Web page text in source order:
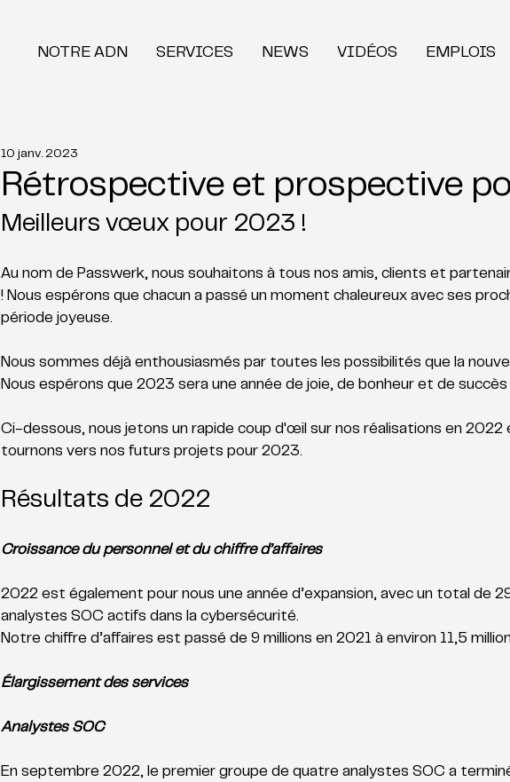
NOTRE ADN SERVICES NEWS VIDÉOS EMPLOIS
Rétrospective et prospective
10 janv. 2023
Meilleurs vœux pour 2023 !
Au nom de Passwerk, nous souhaitons à tous nos amis, clients et
! Nous espérons que chacun a passé un moment chaleureux avec ses
période joyeuse.
Nous sommes déjà enthousiasmés par toutes les possibilités que la
Nous espérons que 2023 sera une année de joie, de bonheur et de
Ci-dessous, nous jetons un rapide coup d'œil sur nos réalisations en 2022
tournons vers nos futurs projets pour 2023.
Résultats de 2022
Croissance du personnel et du chiffre d’affaires
2022 est également pour nous une année d’expansion, avec un total de
analystes SOC actifs dans la cybersécurité.
Notre chiffre d’affaires est passé de 9 millions en 2021 à environ 11,5
Élargissement des services
Analystes SOC
En septembre 2022, le premier groupe de quatre analystes SOC a